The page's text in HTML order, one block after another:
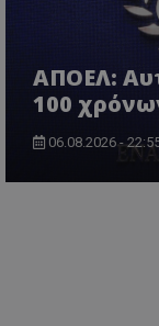
ΑΠΟΕΛ:
100
06.08.2026 -